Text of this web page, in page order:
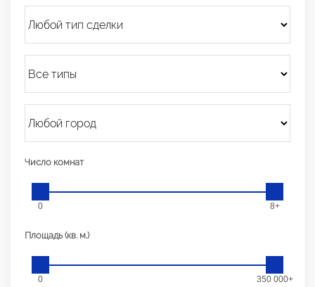
Число комнат
0 8+
Площадь (кв. м.)
0 350 000+